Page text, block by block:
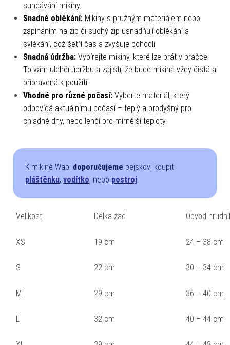
sundávání mikiny.
Snadné oblékání: Mikiny s pružným materiálem nebo
zapínáním na zip či suchý zip usnadňují oblékání a
svlékání, což šetří čas a zvyšuje pohodlí.
Snadná údržba: Vybírejte mikiny, které lze prát v pračce.
To vám ulehčí údržbu a zajistí, že bude mikina vždy čistá a
připravená k použití.
Vhodné pro různé počasí: Vyberte materiál, který
odpovídá aktuálnímu počasí – teplý a prodyšný pro
chladné dny, nebo lehčí pro mírnější teploty.
K mikině Wapi doporučujeme pejskovi koupit
pláštěnku, vodítko, nebo postroj.
Velikost Délka zad Obvod
XS 19 cm 24 – 38 cm
S 22 cm 30 – 34 cm
M 29 cm 36 – 40 cm
L 32 cm 40 – 44 cm